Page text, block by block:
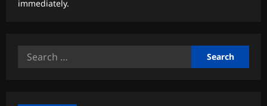
immediately.
Search